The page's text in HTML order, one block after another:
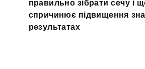
правильно зібрати сечу і
спричинює підвищення
результатах